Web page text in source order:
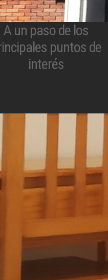
A un paso de los
puntos de
interés